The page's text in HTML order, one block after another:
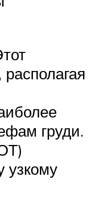
груди.
узкому